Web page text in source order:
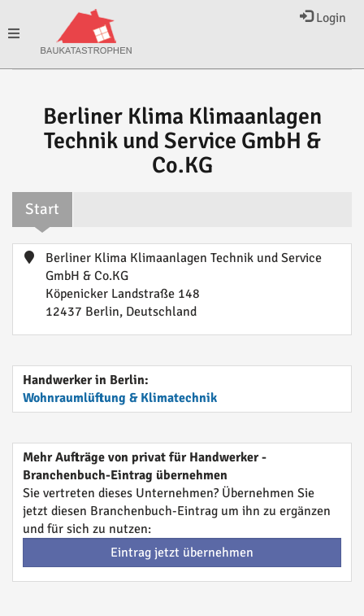
Login
Toggle
Berliner Klima Klimaanlagen
Technik und Service GmbH &
Co.KG
Start
Berliner Klima Klimaanlagen Technik und Service
GmbH & Co.KG
Köpenicker Landstraße 148
12437 Berlin, Deutschland
Handwerker in Berlin:
Wohnraumlüftung & Klimatechnik
Mehr Aufträge von privat für Handwerker -
Branchenbuch-Eintrag übernehmen
Sie vertreten dieses Unternehmen? Übernehmen Sie
jetzt diesen Branchenbuch-Eintrag um ihn zu ergänzen
und für sich zu nutzen:
Eintrag jetzt übernehmen